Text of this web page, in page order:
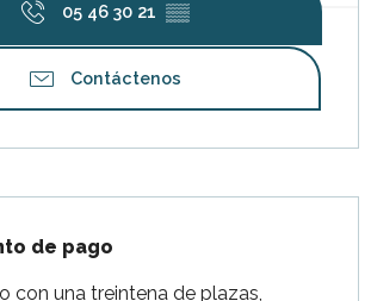
05 46 30 21 ▒▒
Contáctenos
de pago
con una treintena de plazas,